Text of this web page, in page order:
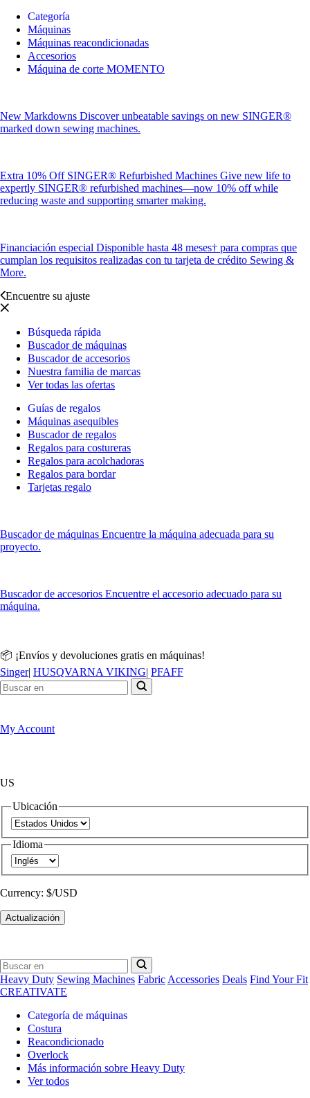
Categoría
Máquinas
Máquinas reacondicionadas
Accesorios
Máquina de corte MOMENTO
New Markdowns Discover unbeatable savings on new SINGER®
marked down sewing machines.
Extra 10% Off SINGER® Refurbished Machines Give new life to
expertly SINGER® refurbished machines—now 10% off while
reducing waste and supporting smarter making.
Financiación especial Disponible hasta 48 meses† para compras que
cumplan los requisitos realizadas con tu tarjeta de crédito Sewing &
More.
Encuentre su ajuste
Búsqueda rápida
Buscador de máquinas
Buscador de accesorios
Nuestra familia de marcas
Ver todas las ofertas
Guías de regalos
Máquinas asequibles
Buscador de regalos
Regalos para costureras
Regalos para acolchadoras
Regalos para bordar
Tarjetas regalo
Buscador de máquinas Encuentre la máquina adecuada para su
proyecto.
Buscador de accesorios Encuentre el accesorio adecuado para su
máquina.
📦 ¡Envíos y devoluciones gratis en máquinas!
Singer| HUSQVARNA VIKING| PFAFF
My Account
US
Ubicación
Idioma
Currency: $/USD
Actualización
Heavy Duty Sewing Machines Fabric Accessories Deals Find Your Fit
CREATIVATE
Categoría de máquinas
Costura
Reacondicionado
Overlock
Más información sobre Heavy Duty
Ver todos